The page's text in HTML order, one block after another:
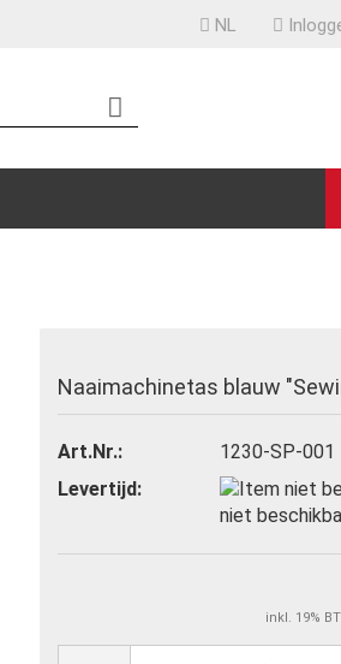
NL
Naaimachinetas blauw
Art.Nr.:
1230-SP-001
Levertijd:
niet
inkl. 19%